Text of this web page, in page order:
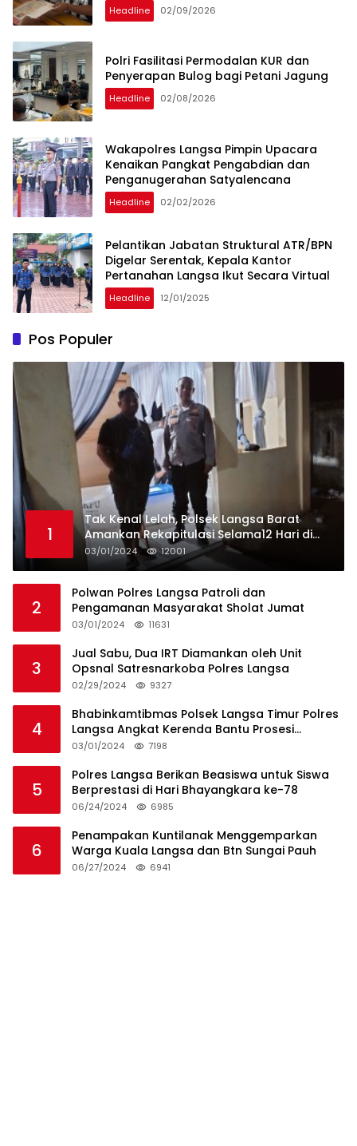
Headline 02/09/2026
Polri Fasilitasi Permodalan KUR dan
Penyerapan Bulog bagi Petani Jagung
Headline 02/08/2026
Wakapolres Langsa Pimpin Upacara
Kenaikan Pangkat Pengabdian dan
Penganugerahan Satyalencana
Headline 02/02/2026
Pelantikan Jabatan Struktural ATR/BPN
Digelar Serentak, Kepala Kantor
Pertanahan Langsa Ikut Secara Virtual
Headline 12/01/2025
Pos Populer
1
Tak Kenal Lelah, Polsek Langsa Barat
Amankan Rekapitulasi Selama12 Hari di
Kecamatan Baro
03/01/2024 12001
2
Polwan Polres Langsa Patroli dan
Pengamanan Masyarakat Sholat Jumat
03/01/2024 11631
3
Jual Sabu, Dua IRT Diamankan oleh Unit
Opsnal Satresnarkoba Polres Langsa
02/29/2024 9327
4
Bhabinkamtibmas Polsek Langsa Timur Polres
Langsa Angkat Kerenda Bantu Prosesi
Pemakaman Warga
03/01/2024 7198
5
Polres Langsa Berikan Beasiswa untuk Siswa
Berprestasi di Hari Bhayangkara ke-78
06/24/2024 6985
6
Penampakan Kuntilanak Menggemparkan
Warga Kuala Langsa dan Btn Sungai Pauh
06/27/2024 6941